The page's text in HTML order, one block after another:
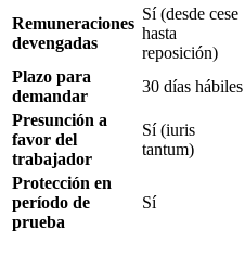
Remuneraciones
devengadas
Sí (desde cese
hasta
reposición)
Plazo para
demandar
30 días hábiles
Presunción a
favor del
trabajador
Sí (iuris
tantum)
Protección en
período de
prueba
Sí